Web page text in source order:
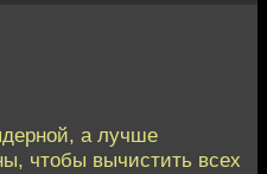
а лучше
чтобы вычистить всех